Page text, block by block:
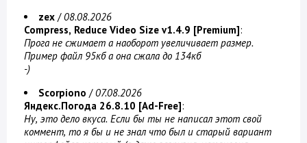
zex /08.08.2026
Compress, Reduce Video Size v1.4.9 [Premium]:
Прога не сжимает а наоборот увеличивает размер.
Пример файл 95кб а она сжала до 134кб
-)
Scorpiono /07.08.2026
Яндекс.Погода 26.8.10 [Ad-Free]:
Ну, это дело вкуса. Если бы ты не написал этот свой
коммент, то я бы и не знал что был и старый вариант